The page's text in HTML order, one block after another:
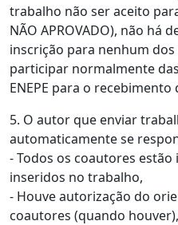
trabalho não ser aceito
NÃO APROVADO), não há
inscrição para nenhum
participar normalmente
ENEPE para o
5. O autor que enviar
automaticamente se
- Todos os coautores
inseridos no trabalho,
- Houve autorização do
coautores (quando houver),